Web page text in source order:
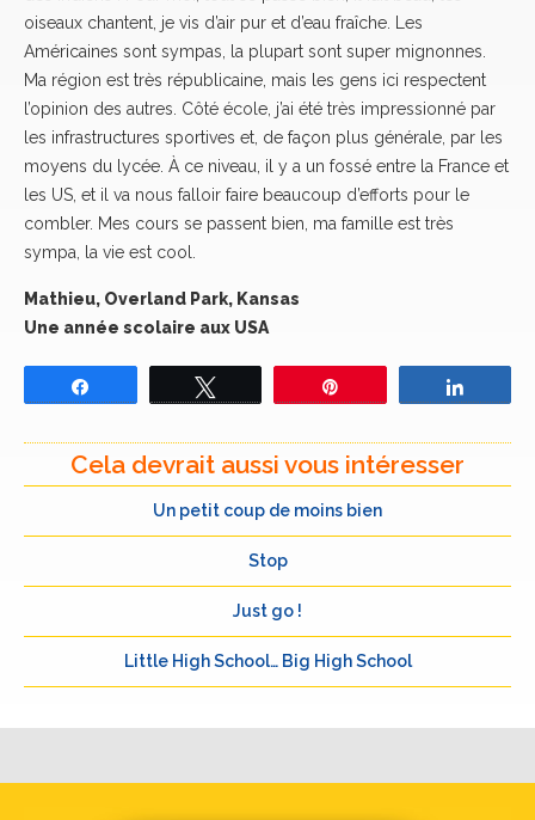
oiseaux chantent, je vis d’air pur et d’eau fraîche. Les
Américaines sont sympas, la plupart sont super mignonnes.
Ma région est très républicaine, mais les gens ici respectent
l’opinion des autres. Côté école, j’ai été très impressionné par
les infrastructures sportives et, de façon plus générale, par les
moyens du lycée. À ce niveau, il y a un fossé entre la France et
les US, et il va nous falloir faire beaucoup d’efforts pour le
combler. Mes cours se passent bien, ma famille est très
sympa, la vie est cool.
Mathieu, Overland Park, Kansas
Une année scolaire aux USA
Cela devrait aussi vous intéresser
Un petit coup de moins bien
Stop
Just go !
Little High School… Big High School